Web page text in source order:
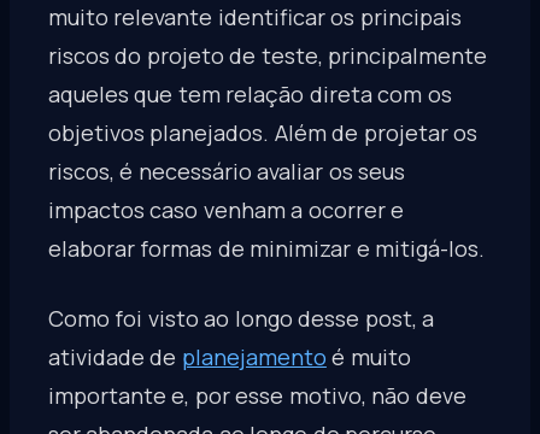
muito relevante identificar os principais
riscos do projeto de teste, principalmente
aqueles que tem relação direta com os
objetivos planejados. Além de projetar os
riscos, é necessário avaliar os seus
impactos caso venham a ocorrer e
elaborar formas de minimizar e mitigá-los.
Como foi visto ao longo desse post, a
atividade de planejamento é muito
importante e, por esse motivo, não deve